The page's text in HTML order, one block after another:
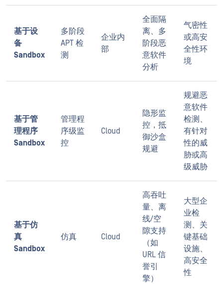
基于设
备
Sandbox
多阶段
APT 检
测
企业内
部
全面隔
离、多
阶段恶
意软件
分析
气密性
或高安
全性环
境
基于管
理程序
Sandbox
管理程
序级监
控
Cloud
隐形监
控，抵
御沙盒
规避
规避恶
意软件
检测、
有针对
性的威
胁或高
级威胁
基于仿
真
Sandbox
仿真 Cloud
高吞吐
量、离
线/空
隙支持
（如
URL 信
誉引
擎）
大型企
业检
测、关
键基础
设施、
高安全
性